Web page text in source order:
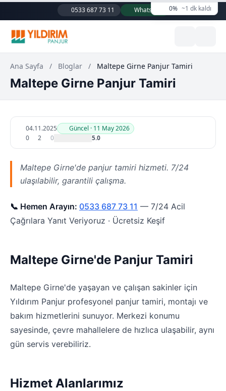
0533 687 73 11 WhatsApp 0% ~1 dk kaldı
Ana Sayfa / Bloglar / Maltepe Girne Panjur Tamiri
Maltepe Girne Panjur Tamiri
04.11.2025
Güncel · 11 May 2026
0
2 0 5.0
Maltepe Girne'de panjur tamiri hizmeti. 7/24
ulaşılabilir, garantili çalışma.
📞 Hemen Arayın: 0533 687 73 11 — 7/24 Acil
Çağrılara Yanıt Veriyoruz · Ücretsiz Keşif
Maltepe Girne'de Panjur Tamiri
Maltepe Girne'de yaşayan ve çalışan sakinler için
Yıldırım Panjur profesyonel panjur tamiri, montajı ve
bakım hizmetlerini sunuyor. Merkezi konumu
sayesinde, çevre mahallelere de hızlıca ulaşabilir, aynı
gün servis verebiliriz.
Hizmet Alanlarımız